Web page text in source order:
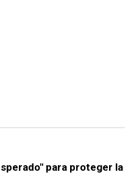
para proteger la